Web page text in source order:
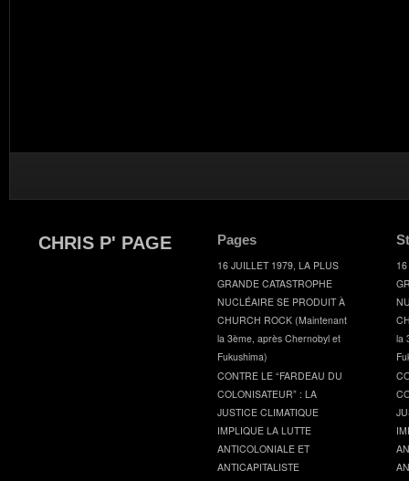
CHRIS P' PAGE Pages
16 JUILLET 1979, LA PLUS
GRANDE CATASTROPHE
NUCLÉAIRE SE PRODUIT À
CHURCH ROCK (Maintenant
la 3ème, après Chernobyl et
Fukushima)
CONTRE LE “FARDEAU DU
COLONISATEUR” : LA
JUSTICE CLIMATIQUE
IMPLIQUE LA LUTTE
ANTICOLONIALE ET
ANTICAPITALISTE
la